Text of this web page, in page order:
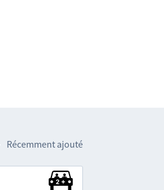
Récemment ajouté